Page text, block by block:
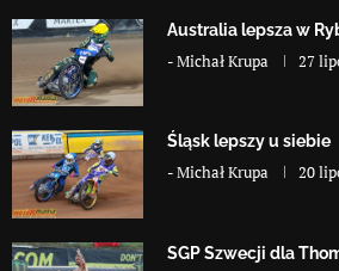
Australia lepsza w
-Michał Krupa 27
Śląsk lepszy u siebie
-Michał Krupa 20
SGP Szwecji dla